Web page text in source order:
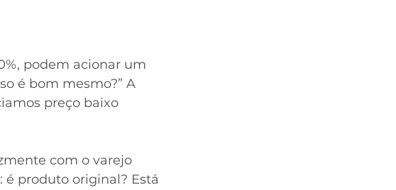
podem acionar um
é bom mesmo?” A
preço baixo
com o varejo
produto original? Está